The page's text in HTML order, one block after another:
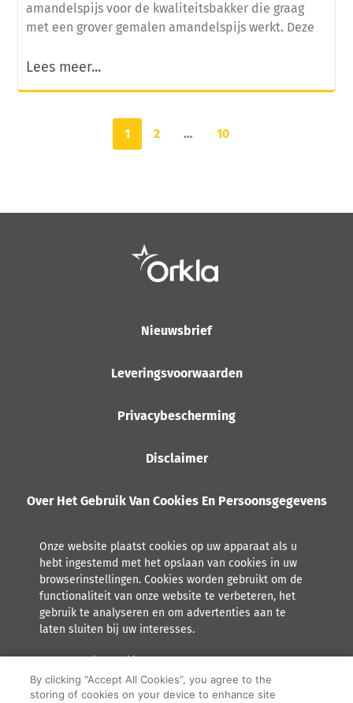
amandelspijs voor de kwaliteitsbakker die graag
met een grover gemalen amandelspijs werkt. Deze
Lees meer...
1 2 … 10
Nieuwsbrief
Leveringsvoorwaarden
Privacybescherming
Disclaimer
Over Het Gebruik Van Cookies En Persoonsgegevens
Onze website plaatst cookies op uw apparaat als u
hebt ingestemd met het opslaan van cookies in uw
browserinstellingen. Cookies worden gebruikt om de
functionaliteit van onze website te verbeteren, het
gebruik te analyseren en om advertenties aan te
laten sluiten bij uw interesses.
Lees meer over hoe Orkla met persoonsgegevens omgaat,
inclusief het recht tot inzage.
By clicking “Accept All Cookies”, you agree to the
storing of cookies on your device to enhance site